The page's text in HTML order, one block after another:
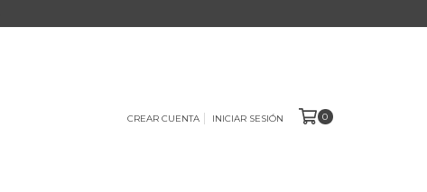
CREAR CUENTA INICIAR SESIÓN 0